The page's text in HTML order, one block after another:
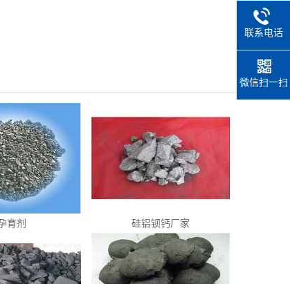
育剂 硅铝钡钙厂家
联系电话
微信扫一扫